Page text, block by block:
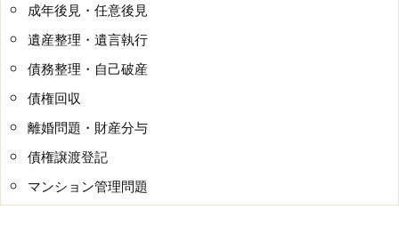
成年後見・任意後見
遺産整理・遺言執行
債務整理・自己破産
債権回収
離婚問題・財産分与
債権譲渡登記
マンション管理問題